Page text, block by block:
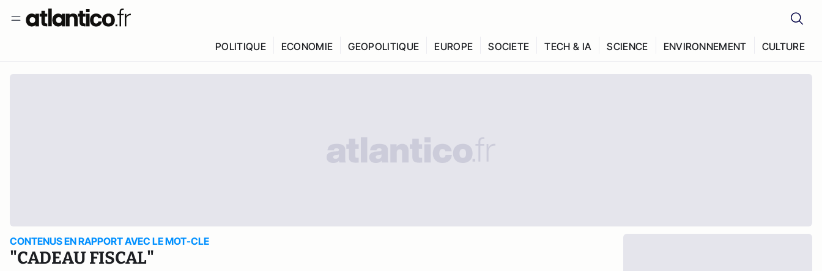
POLITIQUE ECONOMIE GEOPOLITIQUE EUROPE SOCIETE TECH & IA SCIENCE ENVIRONNEMENT CULTURE
CONTENUS EN RAPPORT AVEC LE MOT-CLE
"CADEAU FISCAL"